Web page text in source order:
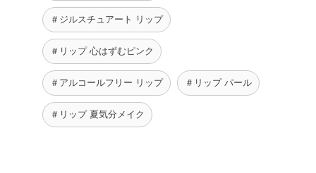
＃ジルスチュアート リップ
＃リップ 心はずむピンク
＃アルコールフリー リップ ＃リップ パール
＃リップ 夏気分メイク